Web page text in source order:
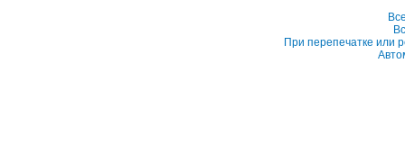
При перепечатке или